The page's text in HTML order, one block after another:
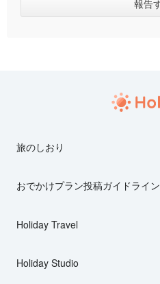
旅のしおり
おでかけプラン投稿ガイドライン
Holiday Travel
Holiday Studio